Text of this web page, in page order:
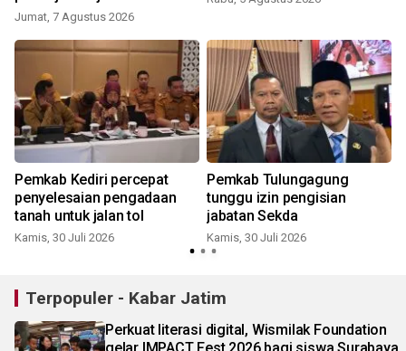
UMKM lokal
Jumat, 7 Agustus 2026
Pemkab Kediri percepat
penyelesaian pengadaan
tanah untuk jalan tol
Kamis, 30 Juli 2026
Pemkab Tulungagung
tunggu izin pengisian
jabatan Sekda
Kamis, 30 Juli 2026
Terpopuler - Kabar Jatim
Perkuat literasi digital, Wismilak Foundation